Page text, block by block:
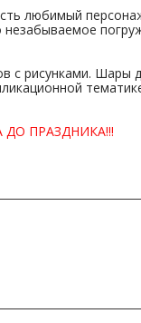
любимый
с рисунками. Шары
ДО ПРАЗДНИКА!!!